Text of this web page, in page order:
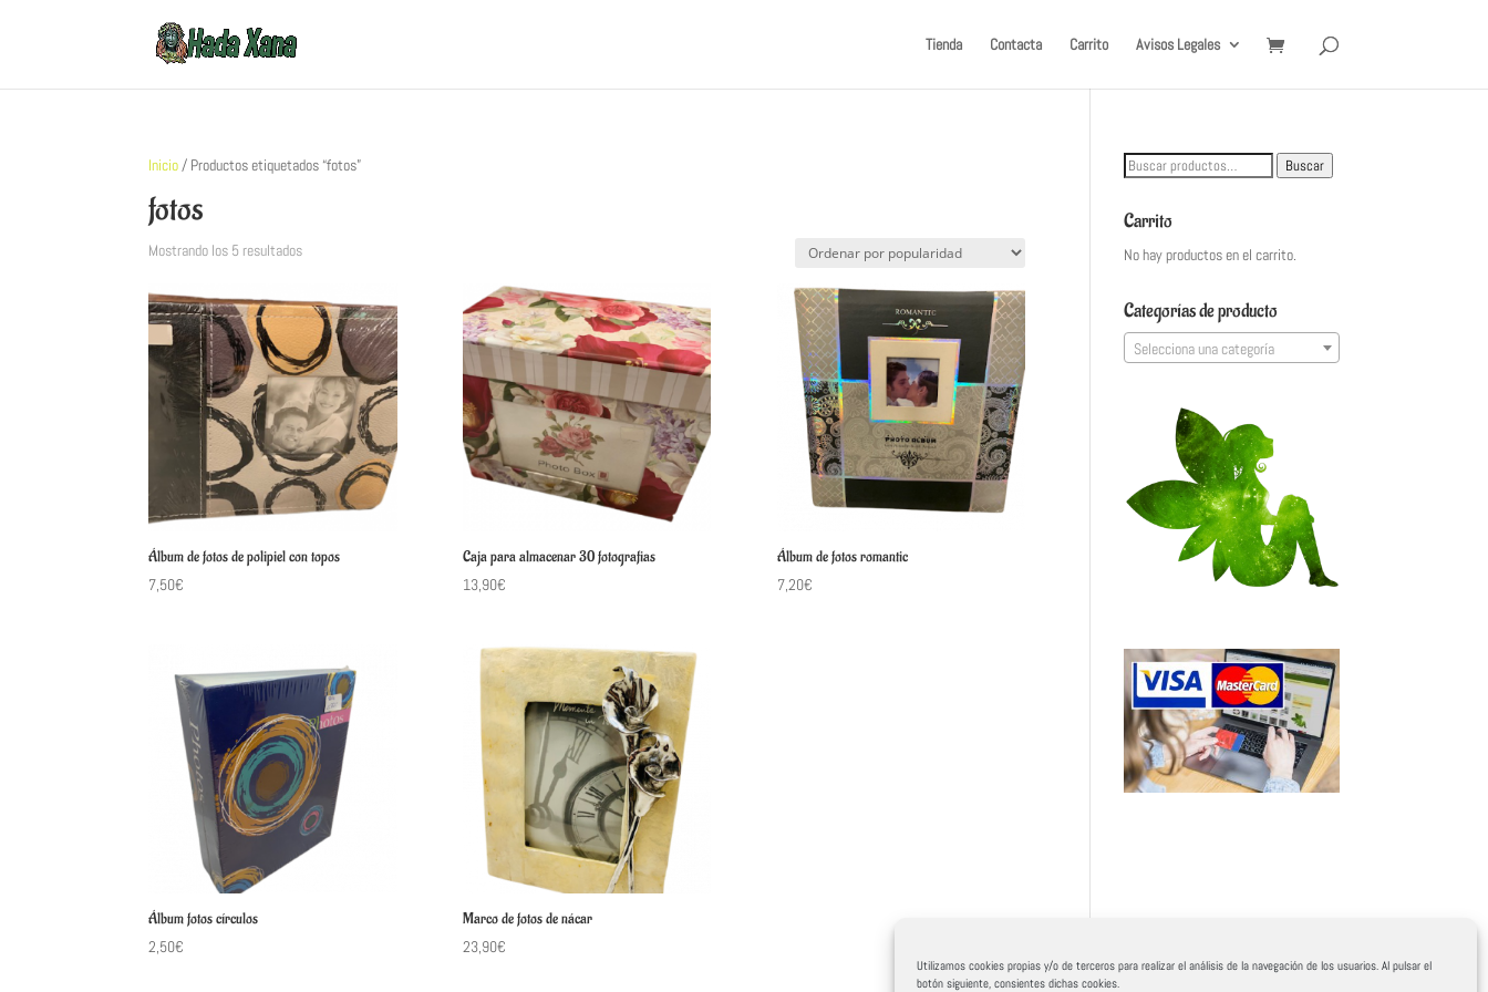
Utilizamos cookies propias y/o de terceros para realizar el análisis de la navegación de los usuarios. Al pulsar el
botón siguiente, consientes dichas cookies.
Tienda Contacta Carrito Avisos Legales
Inicio/ Productos etiquetados “fotos”
fotos
Mostrando los 5 resultados
Álbum de fotos de polipiel con topos
7,50€
Caja para almacenar 30 fotografias
13,90€
Álbum de fotos romantic
7,20€
Álbum fotos círculos
2,50€
Marco de fotos de nácar
23,90€
Buscar
Buscar
Carrito
No hay productos en el carrito.
Categorías de producto
Selecciona una categoría